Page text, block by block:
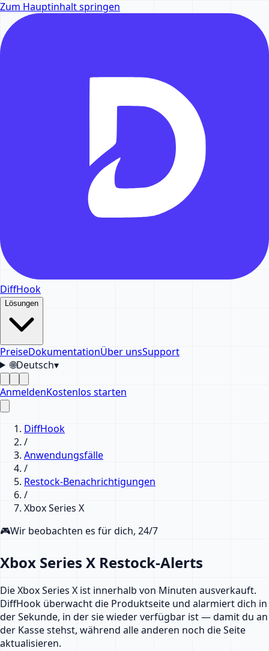
Zum Hauptinhalt springen
DiffHook
Lösungen
PreiseDokumentationÜber unsSupport
🌐Deutsch▾
AnmeldenKostenlos starten
DiffHook
/
Anwendungsfälle
/
Restock-Benachrichtigungen
/
Xbox Series X
🎮Wir beobachten es für dich, 24/7
Xbox Series X Restock-Alerts
Die Xbox Series X ist innerhalb von Minuten ausverkauft.
DiffHook überwacht die Produktseite und alarmiert dich in
der Sekunde, in der sie wieder verfügbar ist — damit du an
der Kasse stehst, während alle anderen noch die Seite
aktualisieren.